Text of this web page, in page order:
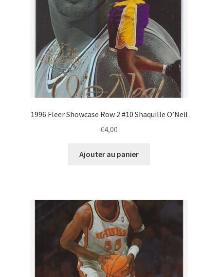
1996 Fleer Showcase Row 2 #10 Shaquille O’Neil
€4,00
Ajouter au panier